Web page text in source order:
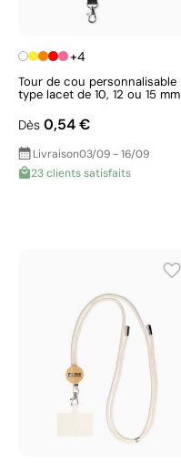
+4
Tour de cou personnalisable
type lacet de 10, 12 ou 15 mm
Dès 0,54 €
Livraison03/09 - 16/09
23 clients satisfaits